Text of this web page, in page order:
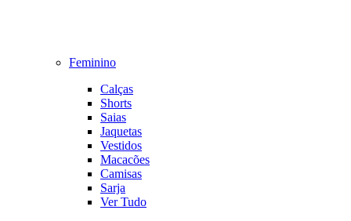
Feminino
Calças
Shorts
Saias
Jaquetas
Vestidos
Macacões
Camisas
Sarja
Ver Tudo